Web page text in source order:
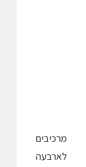
מרכיבים
לארבעה